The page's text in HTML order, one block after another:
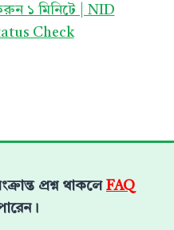
১ মিনিটে | NID
Check
প্রশ্ন থাকলে FAQ